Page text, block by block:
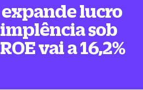
expande lucro
sob
vai a 16,2%